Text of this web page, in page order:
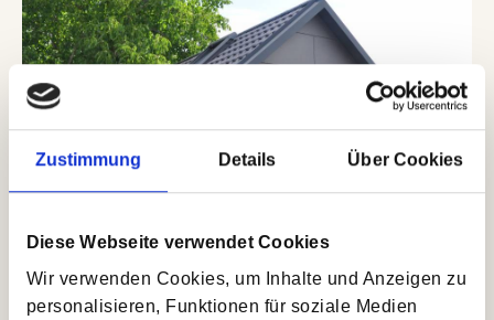
Zustimmung Details Über Cookies
Diese Webseite verwendet Cookies
Wir verwenden Cookies, um Inhalte und Anzeigen zu
personalisieren, Funktionen für soziale Medien